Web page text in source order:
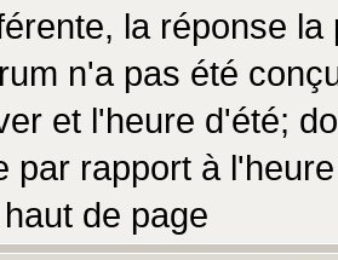
la réponse
n'a pas été
et l'heure d'été;
par rapport à
de page